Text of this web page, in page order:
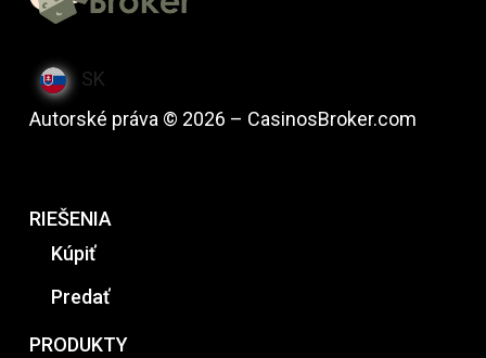
SK
Autorské práva © 2026 – CasinosBroker.com
RIEŠENIA
Kúpiť
Predať
PRODUKTY